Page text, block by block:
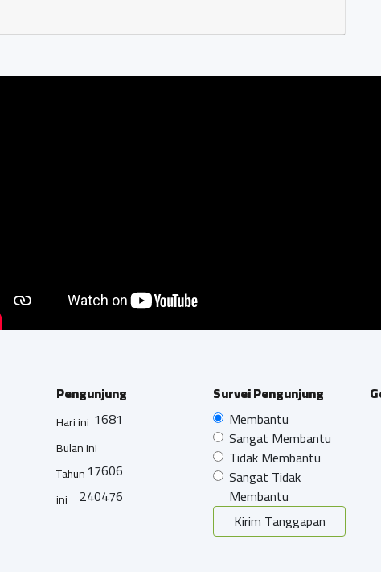
Pengunjung
Hari ini 1681
Bulan ini
17606
Tahun
ini
240476
Survei Pengunjung
Membantu
Sangat Membantu
Tidak Membantu
Sangat Tidak
Membantu
Kirim Tanggapan